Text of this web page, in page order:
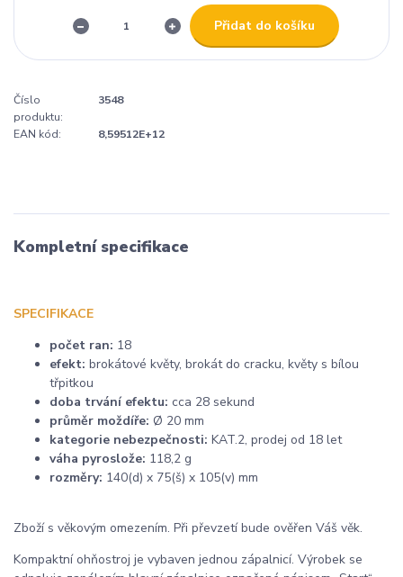
Přidat do košíku
Číslo
produktu:
3548
EAN kód: 8,59512E+12
Kompletní specifikace
SPECIFIKACE
počet ran: 18
efekt: brokátové květy, brokát do cracku, květy s bílou
třpitkou
doba trvání efektu: cca 28 sekund
průměr moždíře: Ø 20 mm
kategorie nebezpečnosti: KAT.2, prodej od 18 let
váha pyroslože: 118,2 g
rozměry: 140(d) x 75(š) x 105(v) mm
Zboží s věkovým omezením. Při převzetí bude ověřen Váš věk.
Kompaktní ohňostroj je vybaven jednou zápalnicí. Výrobek se